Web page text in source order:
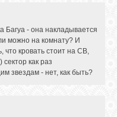
Багуа - она накладывается
можно на комнату? И
что кровать стоит на СВ,
как раз
звездам - нет, как быть?